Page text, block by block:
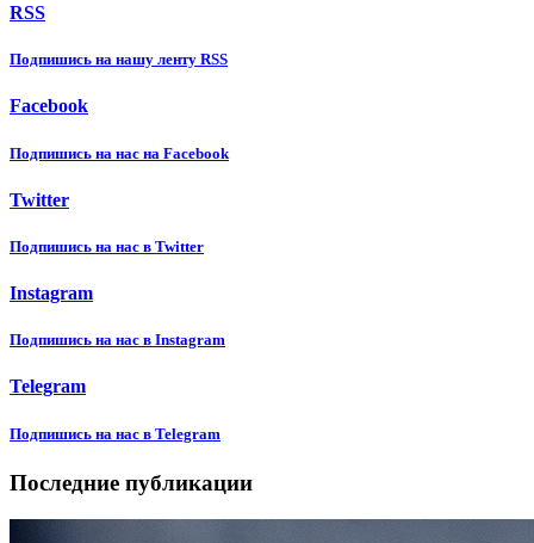
RSS
Подпишиcь на нашу ленту RSS
Facebook
Подпишиcь на нас на Facebook
Twitter
Подпишиcь на нас в Twitter
Instagram
Подпишиcь на нас в Instagram
Telegram
Подпишиcь на нас в Telegram
Последние публикации